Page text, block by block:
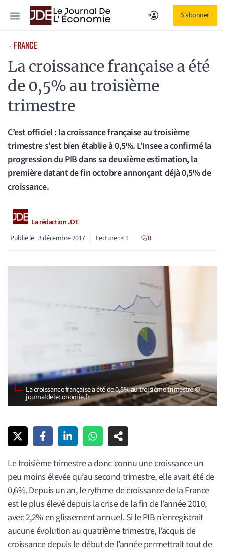
S'abonner
Menu
⋅ FRANCE
La croissance française a été
de 0,5% au troisième
trimestre
C’est officiel : la croissance française au troisième
trimestre s’est bien établie à 0,5%. L’Insee a confirmé la
progression du PIB dans sa deuxième estimation, la
première datant de fin octobre annonçant déjà 0,5% de
croissance.
La rédaction JDE
Publié le 3 décembre 2017 Lecture :< 1 0
La croissance française a été de 0,5% au troisième trimestre ©
journaldeleconomie.fr
Le troisième trimestre a donc connu une croissance un
peu moins élevée qu’au second trimestre, elle avait été de
0,6%. Depuis un an, le rythme de croissance de la France
est le plus élevé depuis la crise de la fin de l’année 2010,
avec 2,2% en glissement annuel. Si le PIB n’enregistrait
aucune évolution au quatrième trimestre, l’acquis de
croissance depuis le début de l’année permettrait tout de